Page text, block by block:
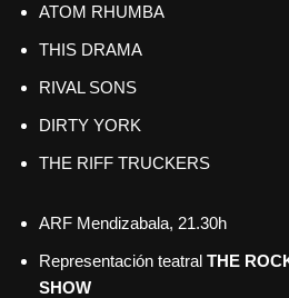
ATOM RHUMBA
THIS DRAMA
RIVAL SONS
DIRTY YORK
THE RIFF TRUCKERS
ARF Mendizabala, 21.30h
Representación teatral THE
SHOW